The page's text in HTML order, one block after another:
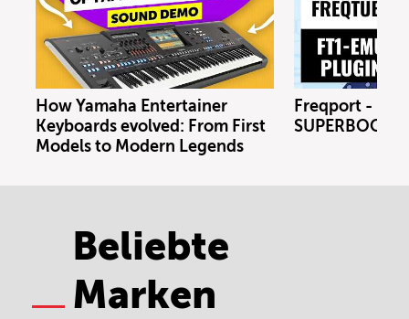
How Yamaha Entertainer
Keyboards evolved: From First
Models to Modern Legends
Freqport -
Beliebte
Marken